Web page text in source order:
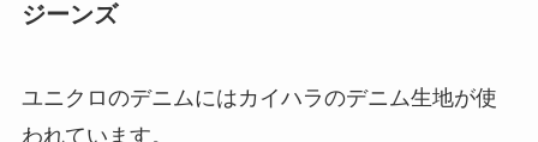
ジーンズ
ユニクロのデニムにはカイハラのデニム生地が使
われています。